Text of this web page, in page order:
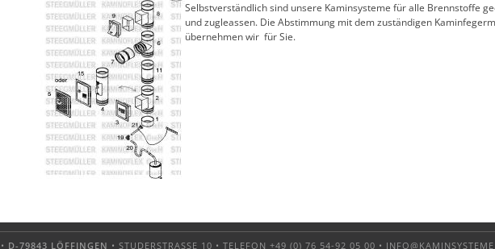
Selbstverständlich sind unsere Kaminsysteme für alle Brennstoffe
und zugleassen. Die Abstimmung mit dem zuständigen
übernehmen wir für Sie.
D-79843 LÖFFINGEN • STUDERSTRASSE 10 • TELEFON +49 (0) 76 54-92 05 00 •